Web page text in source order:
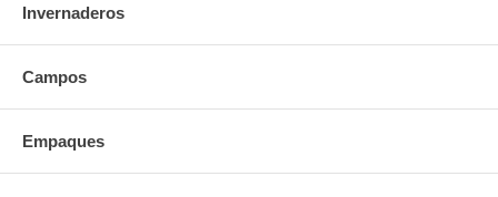
Invernaderos
Campos
Empaques